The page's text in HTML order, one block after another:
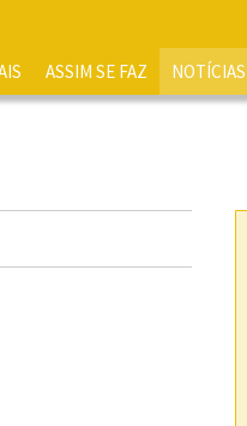
ASSIM SE FAZ NOTÍCIAS